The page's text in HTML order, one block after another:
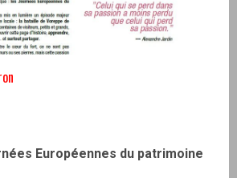
Européennes du patrimoine